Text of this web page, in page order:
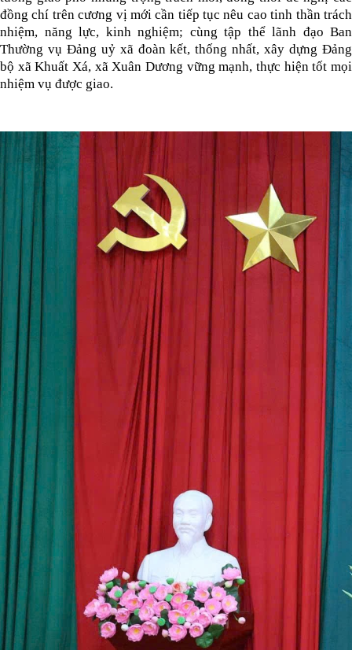
đồng chí trên cương vị mới cần tiếp tục nêu cao tinh thần trách
nhiệm, năng lực, kinh nghiệm; cùng tập thể lãnh đạo Ban
Thường vụ Đảng uỷ xã đoàn kết, thống nhất, xây dựng Đảng
bộ xã Khuất Xá, xã Xuân Dương vững mạnh, thực hiện tốt mọi
nhiệm vụ được giao.